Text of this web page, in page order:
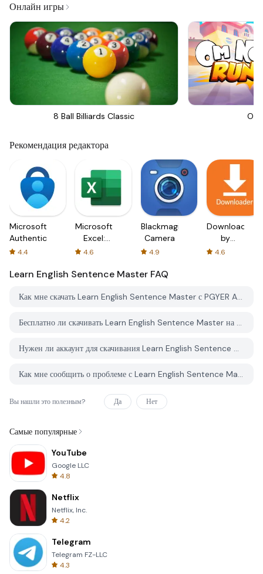
Онлайн игры
8 Ball Billiards Classic Om
Рекомендация редактора
Microsoft
Authenticator
4.4
Microsoft
Excel:
Spreadsheets
4.6
Blackmagic
Camera
4.9
Downloader
by
AFTVnews
4.6
Learn English Sentence Master FAQ
Как мне скачать Learn English Sentence Master с PGYER APK HUB?
Бесплатно ли скачивать Learn English Sentence Master на PGYER APK HUB?
Нужен ли аккаунт для скачивания Learn English Sentence Master с PGYER APK HUB?
Как мне сообщить о проблеме с Learn English Sentence Master на PGYER APK HUB?
Вы нашли это полезным? Да Нет
Самые популярные
YouTube
Google LLC
4.8
Netflix
Netflix, Inc.
4.2
Telegram
Telegram FZ-LLC
4.3